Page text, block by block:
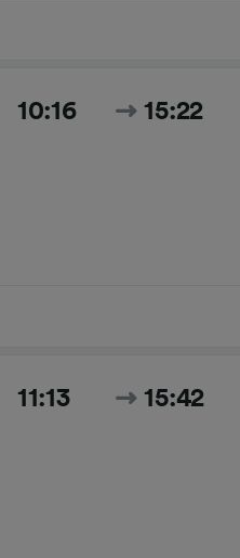
10:16 15:22
11:13 15:42